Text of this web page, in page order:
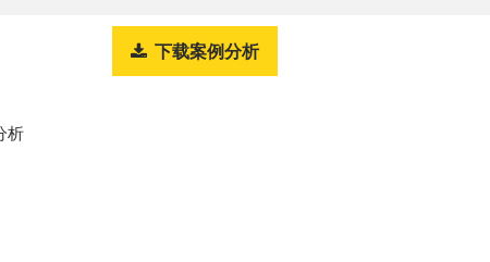
下载案例分析